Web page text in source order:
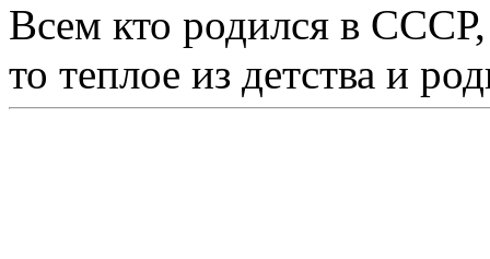
Всем кто родился в
то теплое из детства и